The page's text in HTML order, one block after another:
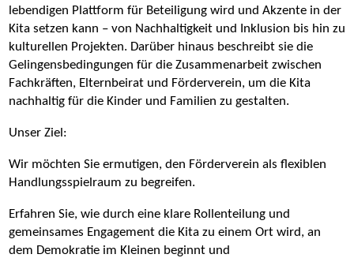
lebendigen Plattform für Beteiligung wird und Akzente in der
Kita setzen kann – von Nachhaltigkeit und Inklusion bis hin zu
kulturellen Projekten. Darüber hinaus beschreibt sie die
Gelingensbedingungen für die Zusammenarbeit zwischen
Fachkräften, Elternbeirat und Förderverein, um die Kita
nachhaltig für die Kinder und Familien zu gestalten.
Unser Ziel:
Wir möchten Sie ermutigen, den Förderverein als flexiblen
Handlungsspielraum zu begreifen.
Erfahren Sie, wie durch eine klare Rollenteilung und
gemeinsames Engagement die Kita zu einem Ort wird, an
dem Demokratie im Kleinen beginnt und